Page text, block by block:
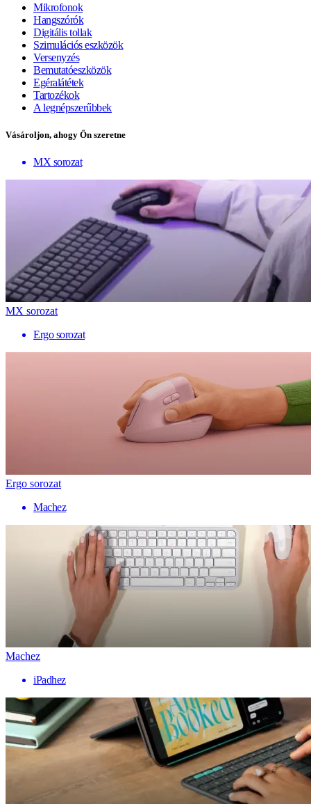
Mikrofonok
Hangszórók
Digitális tollak
Szimulációs eszközök
Versenyzés
Bemutatóeszközök
Egéralátétek
Tartozékok
A legnépszerűbbek
Vásároljon, ahogy Ön szeretne
MX sorozat
MX sorozat
Ergo sorozat
Ergo sorozat
Machez
Machez
iPadhez